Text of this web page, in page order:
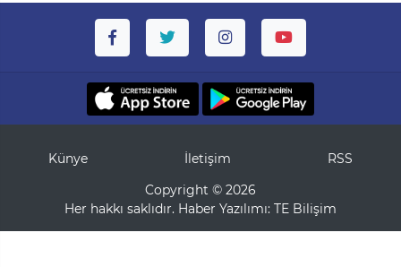
Künye İletişim
RSS
Copyright © 2026
Her hakkı saklıdır. Haber Yazılımı: TE Bilişim